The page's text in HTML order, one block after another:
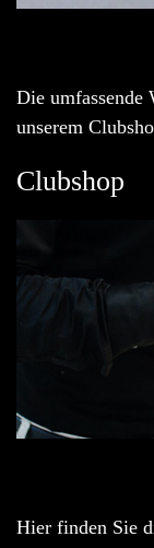
Die umfassende
unserem
Clubshop
Hier finden Sie